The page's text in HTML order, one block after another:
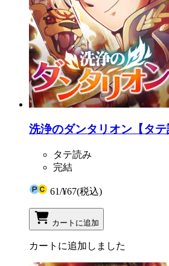
洗浄のダンタリオン【タテ
タテ読み
完結
61/¥67(税込)
カートに追加
カートに追加しました